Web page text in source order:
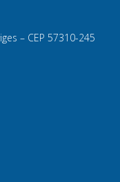
– CEP 57310-245